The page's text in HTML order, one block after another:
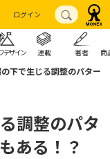
ログイン
デザイン 連載 著者 商
下で生じる調整のパター
調整のパタ
ある！？